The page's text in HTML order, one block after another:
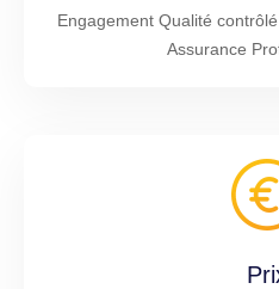
Engagement Qualité
Assurance